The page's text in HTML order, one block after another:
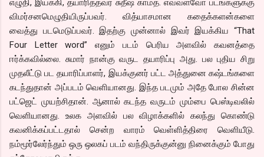
எழுதி, இயக்கி, தயாரித்தவர் சுதீஷ் காமத். எவ்வளவோ படங்களுக்கு
விமர்சனமெழுதியிருப்பவர். வித்யாசமான கதைக்களன்களை
வைத்து படமெடுப்பவர். இதற்கு முன்னால் இவர் இயக்கிய “That
Four Letter word” எனும் படம் பெரிய அளவில் கவனத்தை
ஈர்க்கவில்லை. சுமார் நான்கு வருட தயாரிப்பு அது. பல புதிய சிறு
முதலீட்டு பட தயாரிப்பாளர், இயக்குனர் பட்ட அத்துனை கஷ்டங்களை
கடந்துதான் அப்படம் வெளியானது. இந்த படமும் அதே போல சின்ன
பட்ஜெட் முயற்சிதான். ஆனால் கடந்த வருடம் மும்பை பெஸ்டிவலில்
வெளியானது. உலக அளவில் பல விழாக்களில் கலந்து கொண்டு
கவனிக்கப்பட்டதால் சென்ற வாரம் வெள்ளித்திரை வெளியீடு.
நம்மூர்லேர்ந்தும் ஒரு ஒலகப் படம் வந்திருக்குன்னு நினைக்கும் போது